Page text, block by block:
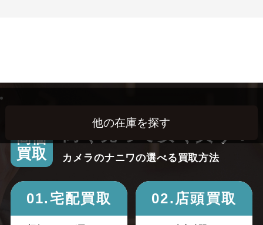
高価
買取
高く売って安く買う！
カメラのナニワの選べる買取方法
01.宅配買取 02.店頭買取